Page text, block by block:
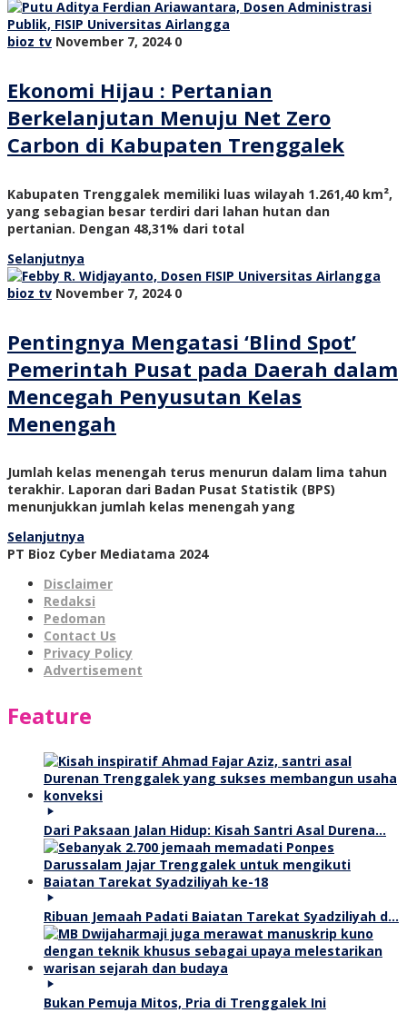
bioz tv November 7, 2024 0
Ekonomi Hijau : Pertanian
Berkelanjutan Menuju Net Zero
Carbon di Kabupaten Trenggalek
Kabupaten Trenggalek memiliki luas wilayah 1.261,40 km²,
yang sebagian besar terdiri dari lahan hutan dan
pertanian. Dengan 48,31% dari total
Selanjutnya
bioz tv November 7, 2024 0
Pentingnya Mengatasi ‘Blind Spot’
Pemerintah Pusat pada Daerah dalam
Mencegah Penyusutan Kelas
Menengah
Jumlah kelas menengah terus menurun dalam lima tahun
terakhir. Laporan dari Badan Pusat Statistik (BPS)
menunjukkan jumlah kelas menengah yang
Selanjutnya
PT Bioz Cyber Mediatama 2024
Disclaimer
Redaksi
Pedoman
Contact Us
Privacy Policy
Advertisement
Feature
Dari Paksaan Jalan Hidup: Kisah Santri Asal Durena…
Ribuan Jemaah Padati Baiatan Tarekat Syadziliyah d…
Bukan Pemuja Mitos, Pria di Trenggalek Ini